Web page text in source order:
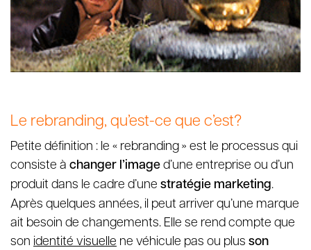
Le rebranding, qu’est-ce que c’est?
Petite définition : le « rebranding » est le processus qui
consiste à changer l’imaged’une entreprise ou d’un
produit dans le cadre d’une stratégie marketing.
Après quelques années, il peut arriver qu’une marque
ait besoin de changements. Elle se rend compte que
son identité visuelle ne véhicule pas ou plus son